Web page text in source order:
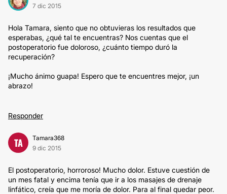
7 dic 2015
Hola Tamara, siento que no obtuvieras los resultados que
esperabas, ¿qué tal te encuentras? Nos cuentas que el
postoperatorio fue doloroso, ¿cuánto tiempo duró la
recuperación?
¡Mucho ánimo guapa! Espero que te encuentres mejor, ¡un
abrazo!
Responder
TA
Tamara368
9 dic 2015
El postoperatorio, horroroso! Mucho dolor. Estuve cuestión de
un mes fatal y encima tenía que ir a los masajes de drenaje
linfático, creía que me moría de dolor. Para al final quedar peor.